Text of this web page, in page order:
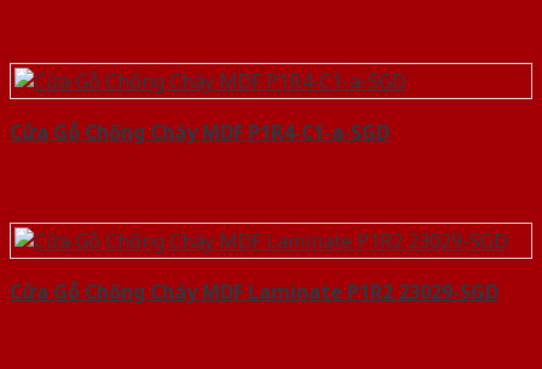
Cửa Gỗ Chống Cháy MDF P1R4-C1-a-SGD
Cửa Gỗ Chống Cháy MDF Laminate P1R2 23029-SGD